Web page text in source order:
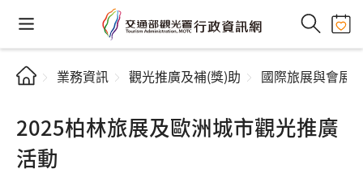
業務資訊 觀光推廣及補(獎)助 國際旅展與會展
2025柏林旅展及歐洲城市觀光推廣
活動